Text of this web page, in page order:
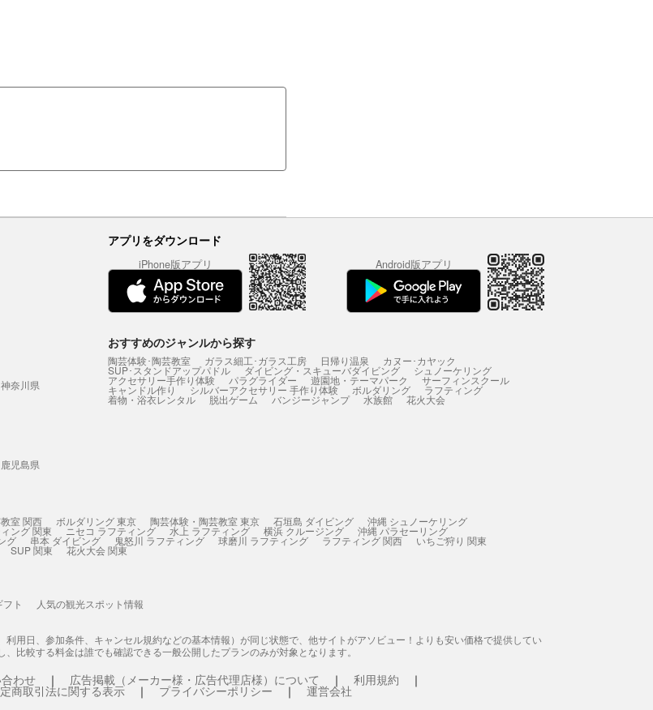
アプリをダウンロード
iPhone版アプリ Android版アプリ
神奈川県
鹿児島県
おすすめのジャンルから探す
陶芸体験･陶芸教室 ガラス細工･ガラス工房 日帰り温泉 カヌー･カヤック
SUP･スタンドアップパドル ダイビング・スキューバダイビング シュノーケリング
アクセサリー手作り体験 パラグライダー 遊園地・テーマパーク サーフィンスクール
キャンドル作り シルバーアクセサリー 手作り体験 ボルダリング ラフティング
着物・浴衣レンタル 脱出ゲーム バンジージャンプ 水族館 花火大会
室 関西 ボルダリング 東京 陶芸体験・陶芸教室 東京 石垣島 ダイビング 沖縄 シュノーケリング
ング 関東 ニセコ ラフティング 水上 ラフティング 横浜 クルージング 沖縄 パラセーリング
グ 串本 ダイビング 鬼怒川 ラフティング 球磨川 ラフティング ラフティング 関西 いちご狩り 関東
SUP 関東 花火大会 関東
ト 人気の観光スポット情報
用日、参加条件、キャンセル規約などの基本情報）が同じ状態で、他サイトがアソビュー！よりも安い価格で提供してい
比較する料金は誰でも確認できる一般公開したプランのみが対象となります。
わせ 広告掲載（メーカー様・広告代理店様）について 利用規約
商取引法に関する表示 プライバシーポリシー 運営会社